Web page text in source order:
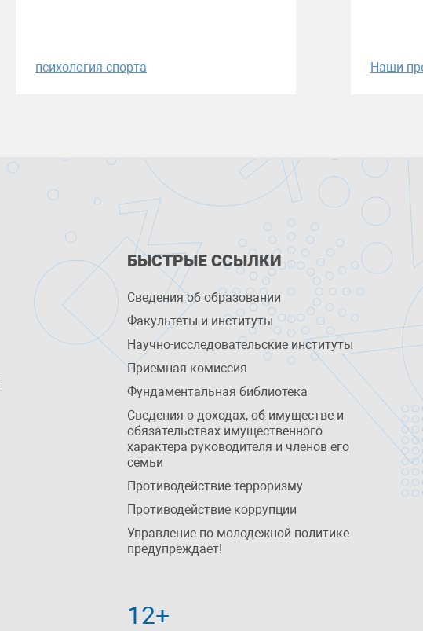
психология спорта Наши
БЫСТРЫЕ ССЫЛКИ
Сведения об образовании
Факультеты и институты
Научно-исследовательские институты
Приемная комиссия
Фундаментальная библиотека
Сведения о доходах, об имуществе и
обязательствах имущественного
характера руководителя и членов его
семьи
Противодействие терроризму
Противодействие коррупции
Управление по молодежной политике
предупреждает!
12+